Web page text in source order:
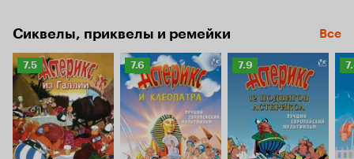
Сиквелы, приквелы и ремейки Все
Рейтинг
Кинопоиска
7.5
7.5
Рейтинг
Кинопоиска
7.6
7.6
Рейтинг
Кинопоиска
7.9
7.9